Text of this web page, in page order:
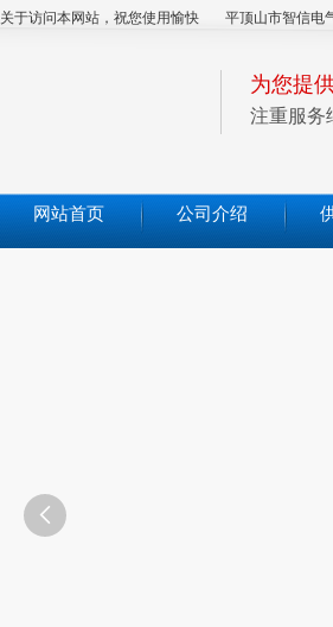
关于访问本网站，祝您使用愉快 平顶山市智信电
为您提
注重服务
网站首页 公司介绍
